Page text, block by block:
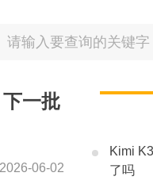
一批
2026-06-02
Kimi
了吗